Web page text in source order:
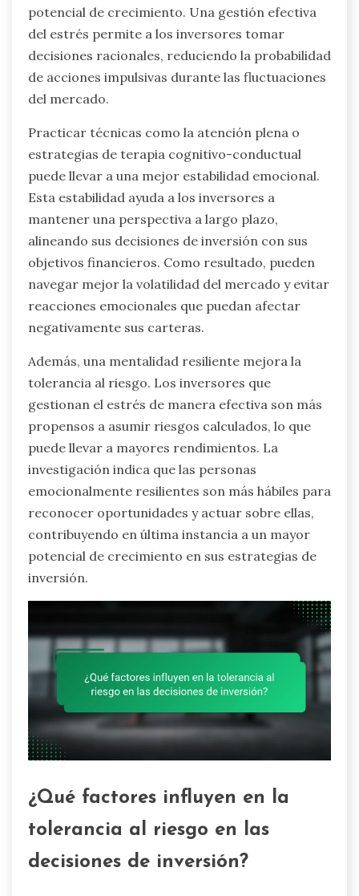
potencial de crecimiento. Una gestión efectiva
del estrés permite a los inversores tomar
decisiones racionales, reduciendo la probabilidad
de acciones impulsivas durante las fluctuaciones
del mercado.
Practicar técnicas como la atención plena o
estrategias de terapia cognitivo-conductual
puede llevar a una mejor estabilidad emocional.
Esta estabilidad ayuda a los inversores a
mantener una perspectiva a largo plazo,
alineando sus decisiones de inversión con sus
objetivos financieros. Como resultado, pueden
navegar mejor la volatilidad del mercado y evitar
reacciones emocionales que puedan afectar
negativamente sus carteras.
Además, una mentalidad resiliente mejora la
tolerancia al riesgo. Los inversores que
gestionan el estrés de manera efectiva son más
propensos a asumir riesgos calculados, lo que
puede llevar a mayores rendimientos. La
investigación indica que las personas
emocionalmente resilientes son más hábiles para
reconocer oportunidades y actuar sobre ellas,
contribuyendo en última instancia a un mayor
potencial de crecimiento en sus estrategias de
inversión.
¿Qué factores influyen en la
tolerancia al riesgo en las
decisiones de inversión?